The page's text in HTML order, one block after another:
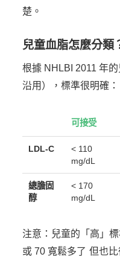
楚。
兒童血脂怎麼分類
根據 NHLBI 2011 年
沿用），標準很明確：
可接受
LDL-C
< 110
mg/dL
總膽固
醇
< 170
mg/dL
注意：兒童的「高」
或 70 寬鬆多了 但也